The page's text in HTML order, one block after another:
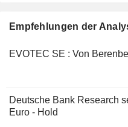
Empfehlungen der
EVOTEC SE : Von
Deutsche Bank Research
Euro - Hold